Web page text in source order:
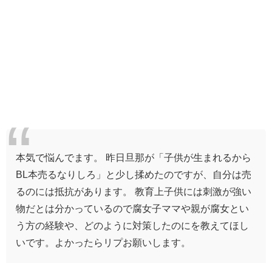
本気で悩んでます。 昨日旦那が「子供が生まれるから
BL本売るなりしろ」と少し揉めたのですが、自分は売
るのには抵抗があります。 教育上子供には刺激が強い
物だとは分かっているので腐女子ママや親が腐女とい
う方の経験や、どのように対策したのにを教えてほし
いです。よかったらリプお願いします。